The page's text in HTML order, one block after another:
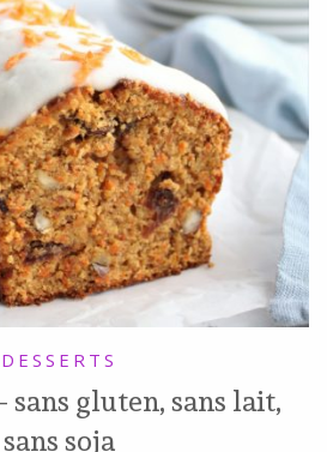
DESSERTS
sans gluten, sans lait,
sans soja